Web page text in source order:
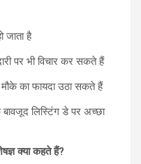
जाता है
पर भी विचार कर सकते हैं
का फायदा उठा सकते हैं
लिस्टिंग डे पर अच्छा
क्या कहते हैं?